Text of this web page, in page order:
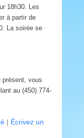
18h30. Les
à partir de
La soirée se
présent, vous
au (450) 774-
| Écrivez un